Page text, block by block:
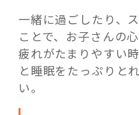
一緒に過ごしたり、
ことで、お子さんの
疲れがたまりやすい
と睡眠をたっぷりと
い。